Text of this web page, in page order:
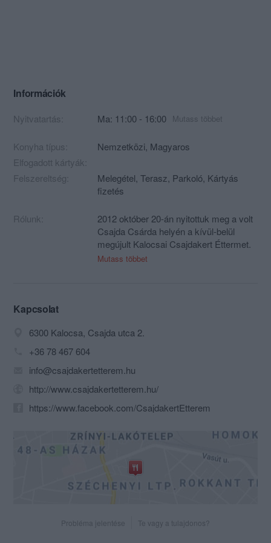
Információk
Nyitvatartás: Ma: 11:00 - 16:00 Mutass többet
Konyha típus: Nemzetközi, Magyaros
Elfogadott kártyák:
Felszereltség:
Melegétel, Terasz, Parkoló, Kártyás
fizetés
Rólunk:
2012 október 20-án nyitottuk meg a volt
Csajda Csárda helyén a kívül-belül
megújult Kalocsai Csajdakert Éttermet.
A Kalocsai uszoda mellett található
szerepelnek a halételektől, a magyar
tésztaféléken és a friss salátákon
keresztül a magyaros és nemzetközi
ételek. Ételeinket mindenki számára
elérhető áron kínáljuk. Hétköznaponként
kínálatunkat, melyet nem csak helyben,
hanem kiszállításra is vállaljuk kedvező
áron. A mai rohanó világban igény van
napi változatos menüre. Idősebbek,
helyhez kötött, emberek, cégek
családi rendezvények, eljegyzések,
Mutass többet
Kapcsolat
6300 Kalocsa, Csajda utca 2.
+36 78 467 604
info@csajdakertetterem.hu
http://www.csajdakertetterem.hu/
https://www.facebook.com/CsajdakertEtterem
Probléma jelentése Te vagy a tulajdonos?